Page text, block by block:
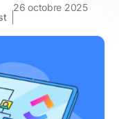
26 octobre 2025